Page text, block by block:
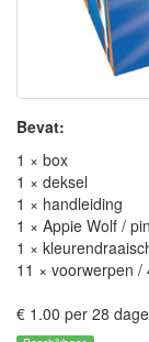
Bevat:
1 × box
1 × deksel
1 × handleiding
1 × Appie Wolf /
1 ×
11 × voorwerpen /
€ 1.00 per 28